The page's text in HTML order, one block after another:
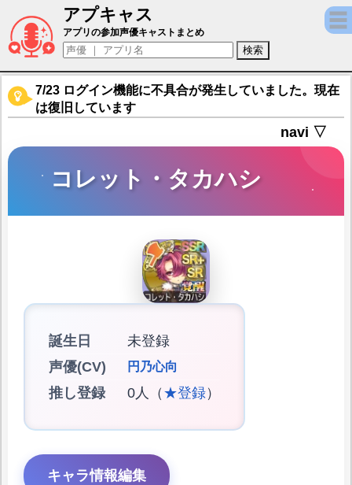
アプキャス
コレット・タカハシ（声優：円乃心向)【政
アプリの参加声優キャストまとめ
7/23 ログイン機能に不具合が発生していました。現在
は復旧しています
navi ▽
コレット・タカハシ
誕生日
未登録
声優(CV)
円乃心向
推し登録 0人（ ★登録）
キャラ情報編集